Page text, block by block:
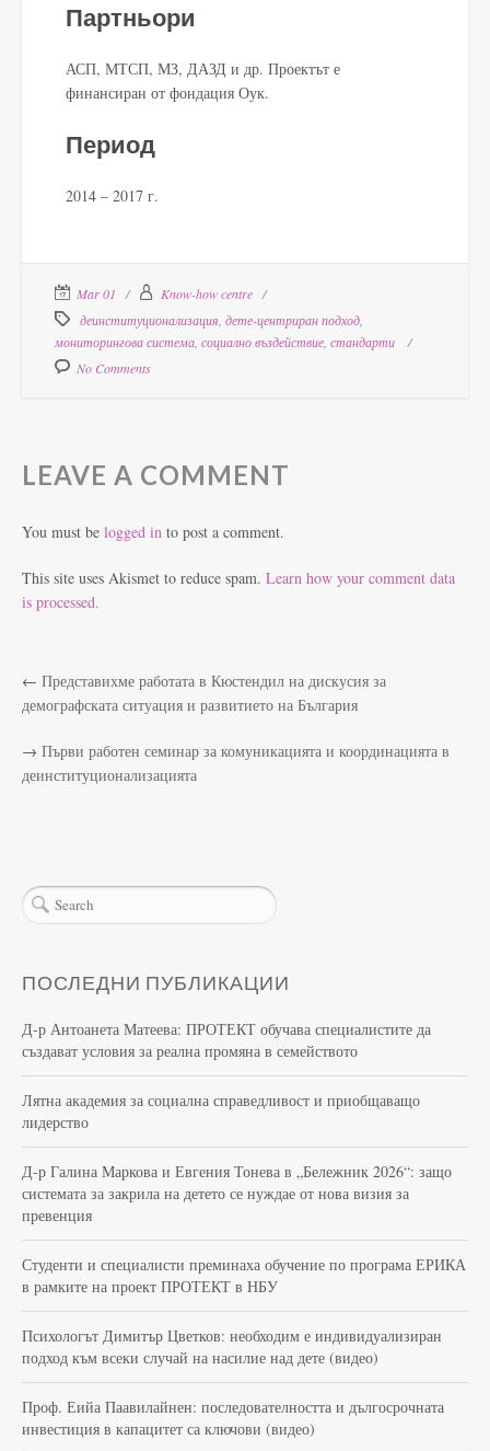
Партньори
АСП, МТСП, МЗ, ДАЗД и др. Проектът е
финансиран от фондация Оук.
Период
2014 – 2017 г.
Mar 01
Know-how centre
деинституционализация дете-центриран подход
мониторингова система социално въздействие стандарти
No Comments
LEAVE A COMMENT
You must be logged in to post a comment.
This site uses Akismet to reduce spam. Learn how your comment data
is processed.
← Представихме работата в Кюстендил на дискусия за
демографската ситуация и развитието на България
→ Първи работен семинар за комуникацията и координацията в
деинституционализацията
ПОСЛЕДНИ ПУБЛИКАЦИИ
Д-р Антоанета Матеева: ПРОТЕКТ обучава специалистите да
създават условия за реална промяна в семейството
Лятна академия за социална справедливост и приобщаващо
лидерство
Д-р Галина Маркова и Евгения Тонева в „Бележник 2026“: защо
системата за закрила на детето се нуждае от нова визия за
превенция
Студенти и специалисти преминаха обучение по програма ЕРИКА
в рамките на проект ПРОТЕКТ в НБУ
Психологът Димитър Цветков: необходим е индивидуализиран
подход към всеки случай на насилие над дете (видео)
Проф. Еийа Паавилайнен: последователността и дългосрочната
инвестиция в капацитет са ключови (видео)